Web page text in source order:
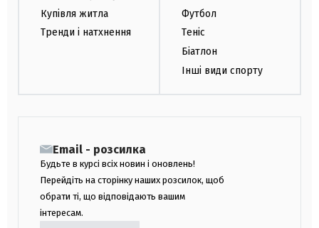
Купівля житла
Тренди і натхнення
Футбол
Теніс
Біатлон
Інші види спорту
Email - розсилка
Будьте в курсі всіх новин і оновлень!
Перейдіть на сторінку наших розсилок, щоб
обрати ті, що відповідають вашим
інтересам.